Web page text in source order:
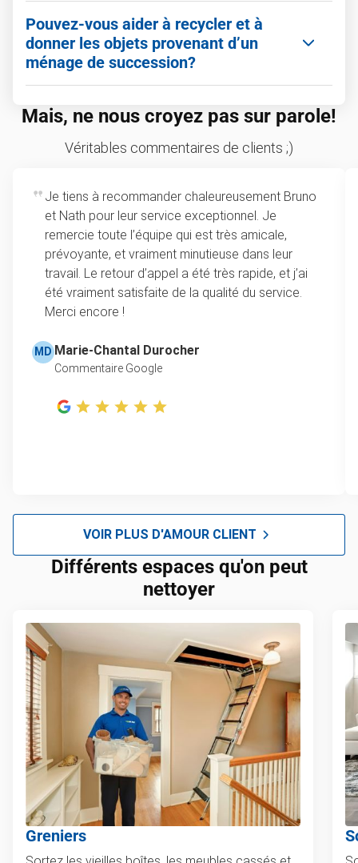
soulèvement des objets à leur élimination
responsable.
autant que possible, pour éviter qu’ils ne
remplissent les sites d’enfouissement. En
apprendre plus sur notreengagement écologique
Pouvez-vous aider à recycler et à
donner les objets provenant d’un
ménage de succession?
trier les objets recyclables et les dons, puis on
pour aider les personnes dans le besoin.
Mais, ne nous croyez pas sur parole!
Véritables commentaires de clients ;)
Je tiens à recommander chaleureusement Bruno
et Nath pour leur service exceptionnel. Je
remercie toute l’équipe qui est très amicale,
prévoyante, et vraiment minutieuse dans leur
travail. Le retour d’appel a été très rapide, et j’ai
été vraiment satisfaite de la qualité du service.
Merci encore !
MD Marie-Chantal Durocher
Commentaire Google
VOIR PLUS D'AMOUR CLIENT
Différents espaces qu'on peut
nettoyer
Greniers